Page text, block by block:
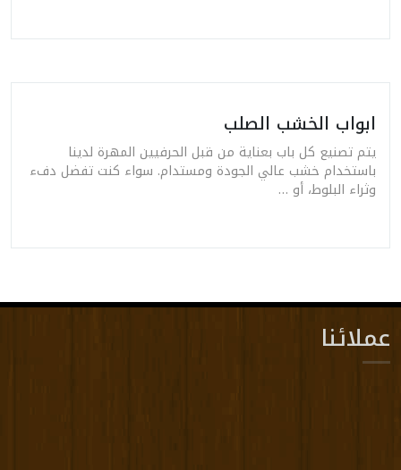
ابواب الخشب الصلب
يتم تصنيع كل باب بعناية من قبل الحرفيين المهرة لدينا
باستخدام خشب عالي الجودة ومستدام. سواء كنت تفضل دفء
وثراء البلوط، أو …
عملائنا